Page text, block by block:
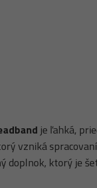
je ľahká,
vzniká
doplnok, ktorý je